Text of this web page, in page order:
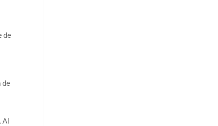
de
de
Al